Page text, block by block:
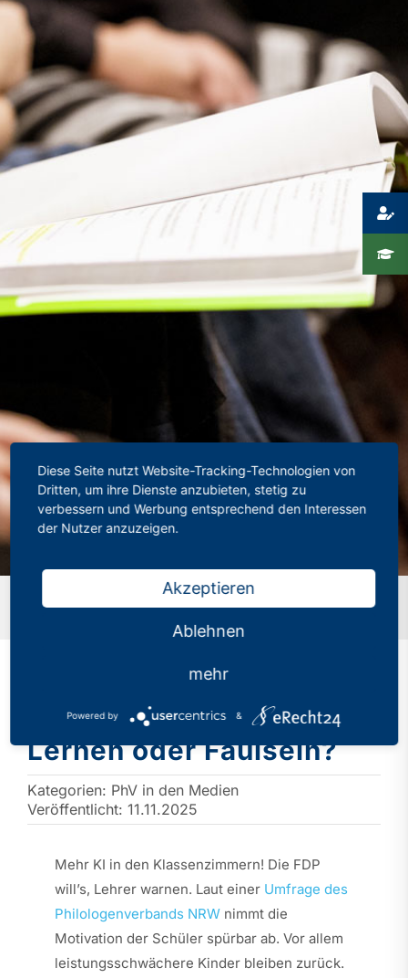
Presse
Recht
Streit um KI an Schulen – Lernen oder
Streit um KI an Schulen –
Lernen oder Faulsein?
Kategorien: PhV in den Medien
Veröffentlicht: 11.11.2025
Mehr KI in den Klassenzimmern! Die FDP
will’s, Lehrer warnen. Laut einer Umfrage des
Philologenverbands NRWnimmt die
Motivation der Schüler spürbar ab. Vor allem
leistungsschwächere Kinder bleiben zurück.
Diese Seite nutzt Website-Tracking-Technologien von
Dritten, um ihre Dienste anzubieten, stetig zu
verbessern und Werbung entsprechend den Interessen
der Nutzer anzuzeigen.
Akzeptieren
Ablehnen
mehr
Powered by &